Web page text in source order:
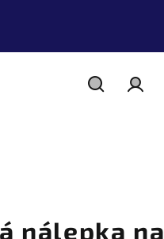
nálepka na